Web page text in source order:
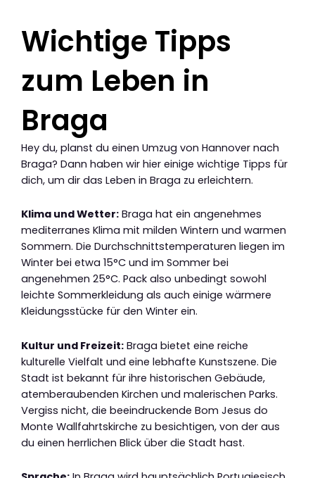
Wichtige Tipps
zum Leben in
Braga
Hey du, planst du einen Umzug von Hannover nach
Braga? Dann haben wir hier einige wichtige Tipps für
dich, um dir das Leben in Braga zu erleichtern.
Klima und Wetter: Braga hat ein angenehmes
mediterranes Klima mit milden Wintern und warmen
Sommern. Die Durchschnittstemperaturen liegen im
Winter bei etwa 15°C und im Sommer bei
angenehmen 25°C. Pack also unbedingt sowohl
leichte Sommerkleidung als auch einige wärmere
Kleidungsstücke für den Winter ein.
Kultur und Freizeit: Braga bietet eine reiche
kulturelle Vielfalt und eine lebhafte Kunstszene. Die
Stadt ist bekannt für ihre historischen Gebäude,
atemberaubenden Kirchen und malerischen Parks.
Vergiss nicht, die beeindruckende Bom Jesus do
Monte Wallfahrtskirche zu besichtigen, von der aus
du einen herrlichen Blick über die Stadt hast.